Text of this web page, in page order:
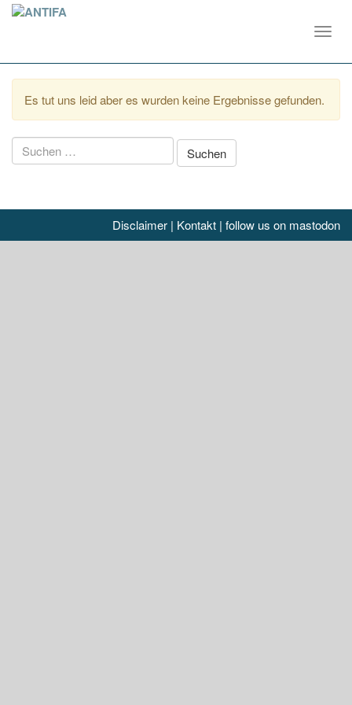
Es tut uns leid aber es wurden keine Ergebnisse gefunden.
Suchen
nach:
Disclaimer | Kontakt | follow us on mastodon